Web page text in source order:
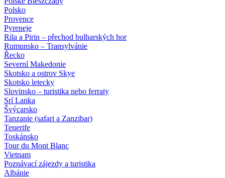
Polsko
Provence
Pyreneje
Rila a Pirin – přechod bulharských hor
Rumunsko – Transylvánie
Řecko
Severní Makedonie
Skotsko a ostrov Skye
Skotsko letecky
Slovinsko – turistika nebo ferraty
Srí Lanka
Švýcarsko
Tanzanie (safari a Zanzibar)
Tenerife
Toskánsko
Tour du Mont Blanc
Vietnam
Poznávací zájezdy a turistika
Albánie